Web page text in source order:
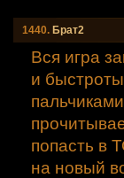
1440. Брат2
Вся игра
и
попасть в
на новый